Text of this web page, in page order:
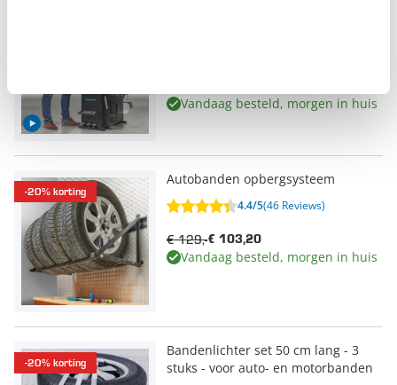
Vandaag besteld, morgen in huis
-20% korting
Autobanden opbergsysteem
4.4/5(46 Reviews)
€ 103,20
€ 129,-
Vandaag besteld, morgen in huis
-20% korting
Bandenlichter set 50 cm lang - 3
stuks - voor auto- en motorbanden